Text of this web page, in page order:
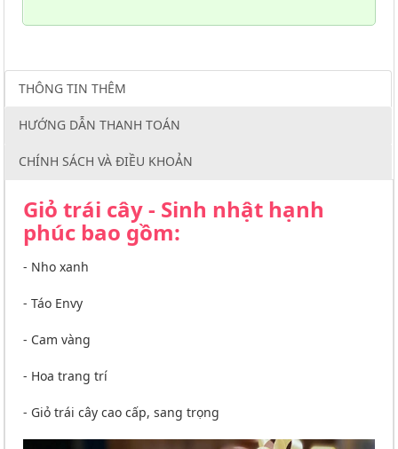
THÔNG TIN THÊM
HƯỚNG DẪN THANH TOÁN
CHÍNH SÁCH VÀ ĐIỀU KHOẢN
Giỏ trái cây - Sinh nhật hạnh
phúc bao gồm:
- Nho xanh
- Táo Envy
- Cam vàng
- Hoa trang trí
- Giỏ trái cây cao cấp, sang trọng